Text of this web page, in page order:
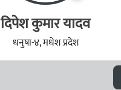
दिपेश कुमार यादव
धनुषा-४, मधेश प्रदेश